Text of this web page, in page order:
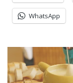
WhatsApp